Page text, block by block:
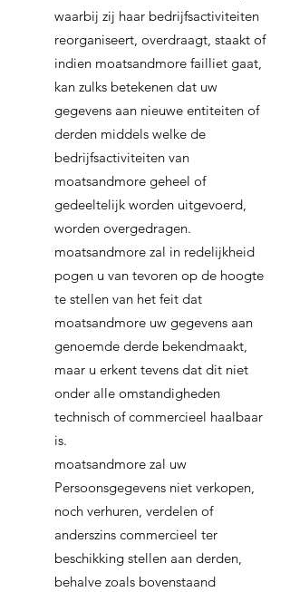
waarbij zij haar bedrijfsactiviteiten
reorganiseert, overdraagt, staakt of
indien moatsandmore failliet gaat,
kan zulks betekenen dat uw
gegevens aan nieuwe entiteiten of
derden middels welke de
bedrijfsactiviteiten van
moatsandmore geheel of
gedeeltelijk worden uitgevoerd,
worden overgedragen.
moatsandmore zal in redelijkheid
pogen u van tevoren op de hoogte
te stellen van het feit dat
moatsandmore uw gegevens aan
genoemde derde bekendmaakt,
maar u erkent tevens dat dit niet
onder alle omstandigheden
technisch of commercieel haalbaar
is.
moatsandmore zal uw
Persoonsgegevens niet verkopen,
noch verhuren, verdelen of
anderszins commercieel ter
beschikking stellen aan derden,
behalve zoals bovenstaand